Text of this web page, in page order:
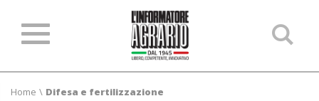
Home \ Difesa e fertilizzazione